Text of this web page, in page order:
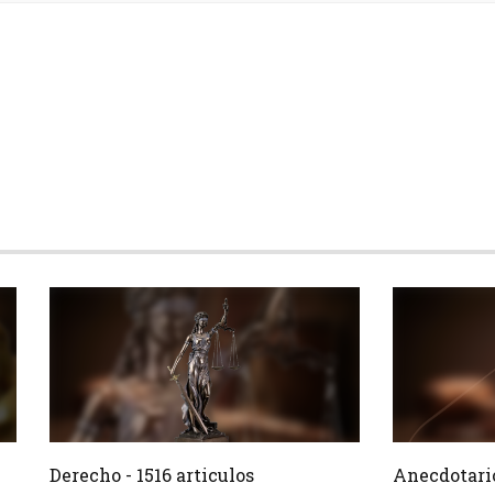
Crear 1516 Articulos
Derecho - 1516 articulos
Crear